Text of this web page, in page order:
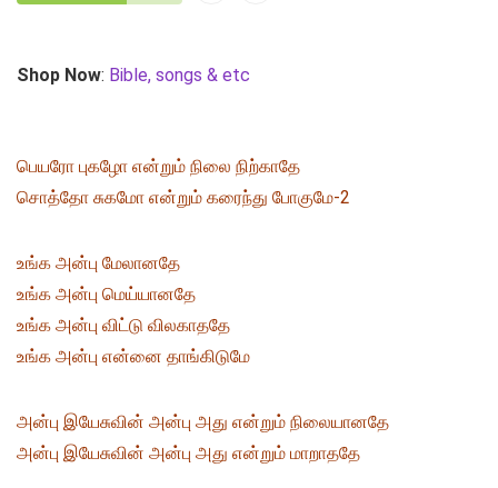
Shop Now: Bible, songs & etc
பெயரோ புகழோ என்றும் நிலை நிற்காதே
சொத்தோ சுகமோ என்றும் கரைந்து போகுமே-2
உங்க அன்பு மேலானதே
உங்க அன்பு மெய்யானதே
உங்க அன்பு விட்டு விலகாததே
உங்க அன்பு என்னை தாங்கிடுமே
அன்பு இயேசுவின் அன்பு அது என்றும் நிலையானதே
அன்பு இயேசுவின் அன்பு அது என்றும் மாறாததே